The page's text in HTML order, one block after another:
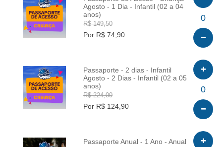
INFO
Agosto - 1 Dia - Infantil (02 a 04
anos)
R$ 149,50
Por R$ 74,90
0
INFO
Passaporte - 2 dias - Infantil
Agosto - 2 Dias - Infantil (02 a 05
anos)
R$ 224,00
Por R$ 124,90
0
Passaporte Anual - 1 Ano - Anual